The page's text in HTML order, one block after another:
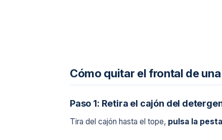
Cómo quitar el frontal de
Paso 1: Retira el cajón del
Tira del cajón hasta el tope, pulsa la